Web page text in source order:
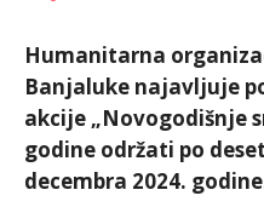
Humanitarna
Banjaluke najavljuje
akcije „Novogodišnje
godine održati po
decembra 2024.